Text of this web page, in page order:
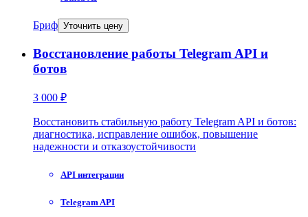
Бриф Уточнить цену
Восстановление работы Telegram API и
ботов
3 000 ₽
Восстановить стабильную работу Telegram API и ботов:
диагностика, исправление ошибок, повышение
надежности и отказоустойчивости
API интеграции
Telegram API